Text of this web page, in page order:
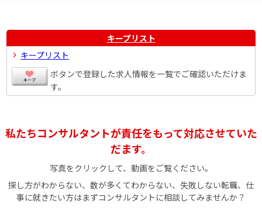
キープリスト
キープリスト
ボタンで登録した求人情報を一覧でご確認いただけま
す。
私たちコンサルタントが責任をもって対応させていた
だます。
写真をクリックして、動画をご覧ください。
探し方がわからない、数が多くてわからない、失敗しない転職、仕
事に就きたい方はまずコンサルタントに相談してみませんか？